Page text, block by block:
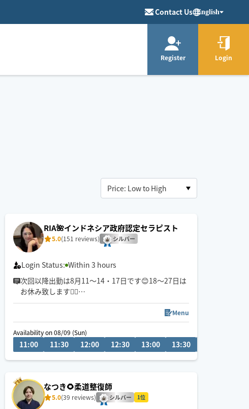
Contact Us English
Register Login
14:30 15:00 15:30 16:00 16:30
RIA🌺インドネシア政府認定セラピスト
5.0(151 reviews) シルバー
Login Status: Within 3 hours
次回以降出勤は8月11〜14・17日です😊18〜27日は
お休み致します🙇‍♀️
しっかりほぐしてリンパを流す、揉み返しが起きに
特に首・肩のオイルマッサージ・ヘッドマッサージ
が得意です！
しっかりと圧をかけて、指や手の平をリンパの流れ
皆さまのご予約お待ちしています！
Menu
Availability on 08/09 (Sun)
11:00 11:30 12:00 12:30 13:00 13:30
なつき🌻柔道整復師
5.0(39 reviews) シルバー 1位